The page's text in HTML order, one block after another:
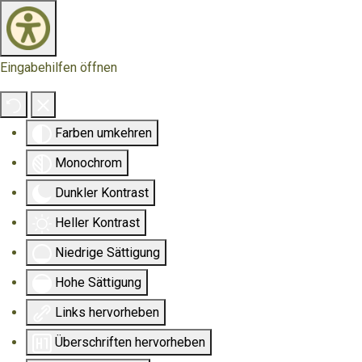
Eingabehilfen öffnen
Farben umkehren
Monochrom
Dunkler Kontrast
Heller Kontrast
Niedrige Sättigung
Hohe Sättigung
Links hervorheben
Überschriften hervorheben